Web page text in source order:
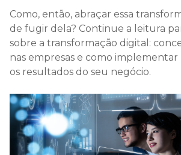
Como, então, abraçar essa
de fugir dela? Continue a leitura
sobre a transformação digital:
nas empresas e como
os resultados do seu negócio.